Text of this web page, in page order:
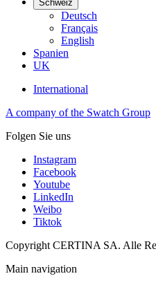
Schweiz
Deutsch
Français
English
Spanien
UK
International
A company of the Swatch Group
Folgen Sie uns
Instagram
Facebook
Youtube
LinkedIn
Weibo
Tiktok
Copyright CERTINA SA. Alle
Main navigation